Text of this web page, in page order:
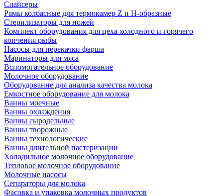
Слайсеры
Рамы колбасные для термокамер Z и H-образные
Стерилизаторы для ножей
Комплект оборудования для цеха холодного и горячего
копчения рыбы
Насосы для перекачки фарша
Маринаторы для мяса
Вспомогательное оборудование
Молочное оборудование
Оборудование для анализа качества молока
Емкостное оборудование для молока
Ванны моечные
Ванны охлаждения
Ванны сыродельные
Ванны творожные
Ванны технологические
Ванны длительной пастеризации
Холодильное молочное оборудование
Тепловое молочное оборудование
Молочные насосы
Сепараторы для молока
Фасовка и упаковка молочных продуктов